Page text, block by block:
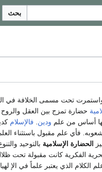
بحث
تحت مسمى الخلافة في
حضارة تمزج بين العقل
أساس من علم ودين فالإسلام
فأي علم مقبول باستثناء
الحضارة الإسلامية بالتوحيد
الفكرية كانت مقبولة تحت
الكلام الذي يعتبر علماً في الإ